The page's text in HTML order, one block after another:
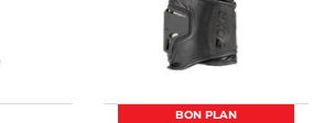
MOTO
PLANS ET PROMO BON PLAN